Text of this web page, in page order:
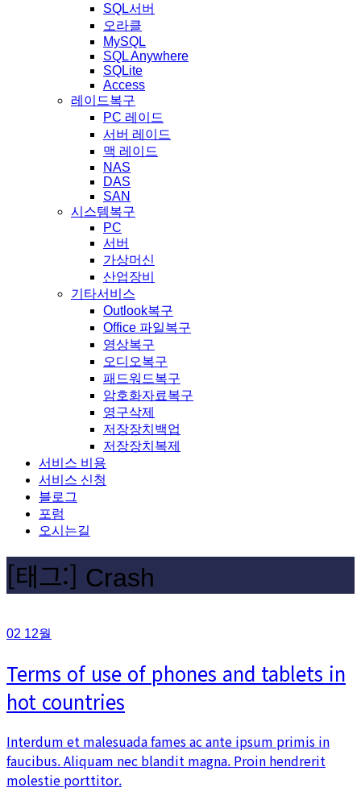
SQL서버
오라클
MySQL
SQL Anywhere
SQLite
Access
레이드복구
PC 레이드
서버 레이드
맥 레이드
NAS
DAS
SAN
시스템복구
PC
서버
가상머신
산업장비
기타서비스
Outlook복구
Office 파일복구
영상복구
오디오복구
패드워드복구
암호화자료복구
영구삭제
저장장치백업
저장장치복제
서비스 비용
서비스 신청
블로그
포럼
오시는길
[태그:] Crash
02 12월
Terms of use of phones and tablets in
hot countries
Interdum et malesuada fames ac ante ipsum primis in
faucibus. Aliquam nec blandit magna. Proin hendrerit
molestie porttitor.